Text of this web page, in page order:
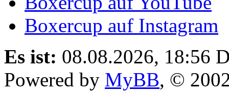
Boxercup auf Instagram
Es ist: 08.08.2026, 18:56
Powered by MyBB, ©